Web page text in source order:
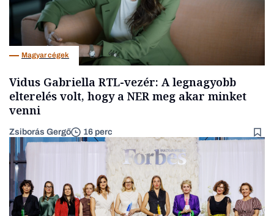
Magyar cégek
Vidus Gabriella RTL-vezér: A legnagyobb
elterelés volt, hogy a NER meg akar minket
venni
Zsiborás Gergő 16 perc